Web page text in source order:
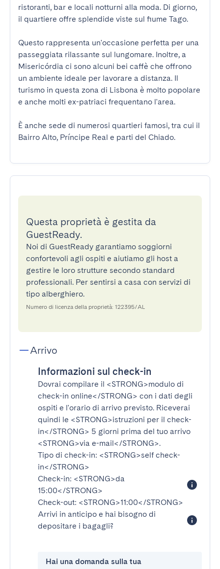
ristoranti, bar e locali notturni alla moda. Di giorno,
il quartiere offre splendide viste sul fiume Tago.
Questo rappresenta un'occasione perfetta per una
passeggiata rilassante sul lungomare. Inoltre, a
Misericórdia ci sono alcuni bei caffè che offrono
un ambiente ideale per lavorare a distanza. Il
turismo in questa zona di Lisbona è molto popolare
e anche molti ex-patriaci frequentano l'area.
È anche sede di numerosi quartieri famosi, tra cui il
Bairro Alto, Príncipe Real e parti del Chiado.
Questa proprietà è gestita da
GuestReady.
Noi di GuestReady garantiamo soggiorni
confortevoli agli ospiti e aiutiamo gli host a
gestire le loro strutture secondo standard
professionali. Per sentirsi a casa con servizi di
tipo alberghiero.
Numero di licenza della proprietà: 122395/AL
Arrivo
Informazioni sul check-in
Dovrai compilare il <STRONG>modulo di
check-in online</STRONG> con i dati degli
ospiti e l'orario di arrivo previsto. Riceverai
quindi le <STRONG>istruzioni per il check-
in</STRONG> 5 giorni prima del tuo arrivo
<STRONG>via e-mail</STRONG>.
Tipo di check-in: <STRONG>self check-
in</STRONG>
Check-in: <STRONG>da
15:00</STRONG>
Check-out: <STRONG>11:00</STRONG>
Arrivi in anticipo e hai bisogno di
depositare i bagagli?
Hai una domanda sulla tua